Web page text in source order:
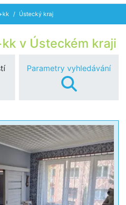
Ústecký kraj
v Ústeckém kraji
Parametry vyhledávání